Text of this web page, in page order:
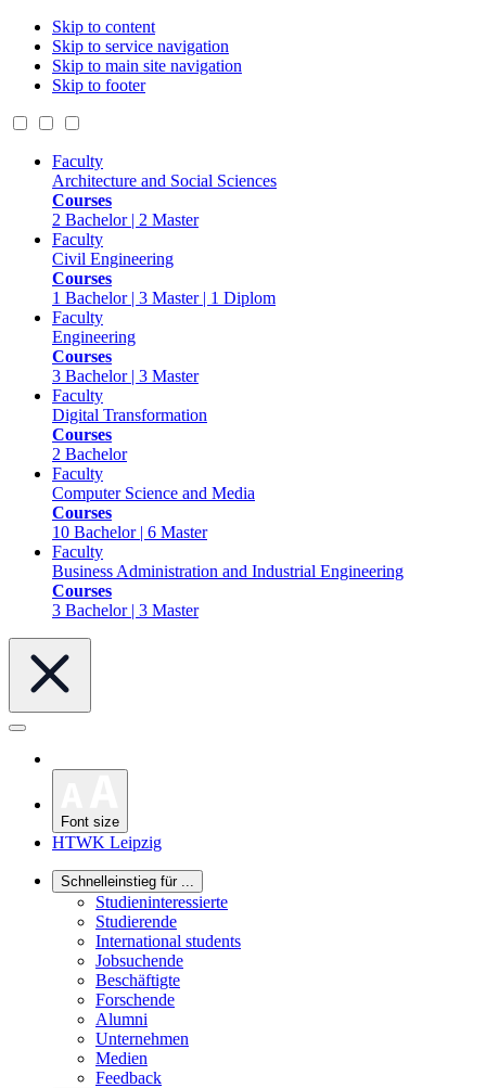
Skip to content
Skip to service navigation
Skip to main site navigation
Skip to footer
Faculty
Architecture and Social Sciences
Courses
2 Bachelor | 2 Master
Faculty
Civil Engineering
Courses
1 Bachelor | 3 Master | 1 Diplom
Faculty
Engineering
Courses
3 Bachelor | 3 Master
Faculty
Digital Transformation
Courses
2 Bachelor
Faculty
Computer Science and Media
Courses
10 Bachelor | 6 Master
Faculty
Business Administration and Industrial Engineering
Courses
3 Bachelor | 3 Master
Font size
HTWK Leipzig
Schnelleinstieg für ...
Studieninteressierte
Studierende
International students
Jobsuchende
Beschäftigte
Forschende
Alumni
Unternehmen
Medien
Feedback